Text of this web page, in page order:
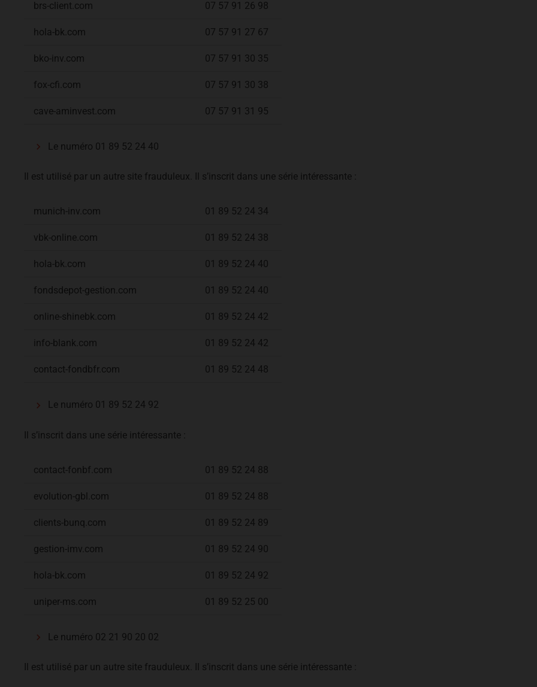
brs-client.com 07 57 91 26 98
hola-bk.com 07 57 91 27 67
bko-inv.com 07 57 91 30 35
fox-cfi.com 07 57 91 30 38
cave-aminvest.com 07 57 91 31 95
Le numéro 01 89 52 24 40
Il est utilisé par un autre site frauduleux. Il s’inscrit dans une série intéressante :
munich-inv.com 01 89 52 24 34
vbk-online.com 01 89 52 24 38
hola-bk.com 01 89 52 24 40
fondsdepot-gestion.com 01 89 52 24 40
online-shinebk.com 01 89 52 24 42
info-blank.com 01 89 52 24 42
contact-fondbfr.com 01 89 52 24 48
Le numéro 01 89 52 24 92
Il s’inscrit dans une série intéressante :
contact-fonbf.com 01 89 52 24 88
evolution-gbl.com 01 89 52 24 88
clients-bunq.com 01 89 52 24 89
gestion-imv.com 01 89 52 24 90
hola-bk.com 01 89 52 24 92
uniper-ms.com 01 89 52 25 00
Le numéro 02 21 90 20 02
Il est utilisé par un autre site frauduleux. Il s’inscrit dans une série intéressante :